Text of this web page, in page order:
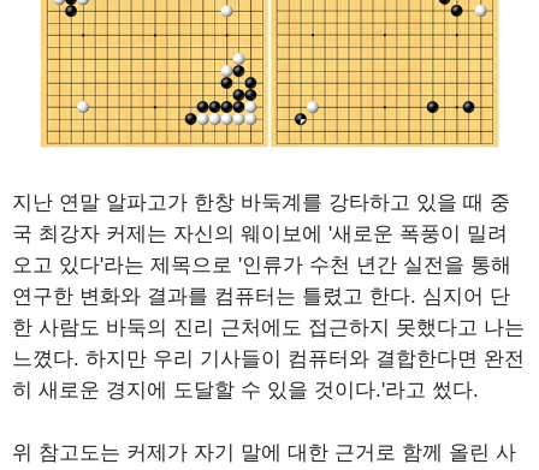
지난 연말 알파고가 한창 바둑계를 강타하고 있을 때 중
국 최강자 커제는 자신의 웨이보에 '새로운 폭풍이 밀려
오고 있다'라는 제목으로 '인류가 수천 년간 실전을 통해
연구한 변화와 결과를 컴퓨터는 틀렸고 한다. 심지어 단
한 사람도 바둑의 진리 근처에도 접근하지 못했다고 나는
느꼈다. 하지만 우리 기사들이 컴퓨터와 결합한다면 완전
히 새로운 경지에 도달할 수 있을 것이다.'라고 썼다.
위 참고도는 커제가 자기 말에 대한 근거로 함께 올린 사